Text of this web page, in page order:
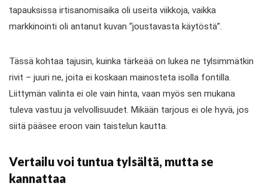
tapauksissa irtisanomisaika oli useita viikkoja, vaikka
markkinointi oli antanut kuvan “joustavasta käytöstä”.
Tässä kohtaa tajusin, kuinka tärkeää on lukea ne tylsimmätkin
rivit – juuri ne, joita ei koskaan mainosteta isolla fontilla.
Liittymän valinta ei ole vain hinta, vaan myös sen mukana
tuleva vastuu ja velvollisuudet. Mikään tarjous ei ole hyvä, jos
siitä pääsee eroon vain taistelun kautta.
Vertailu voi tuntua tylsältä, mutta se
kannattaa